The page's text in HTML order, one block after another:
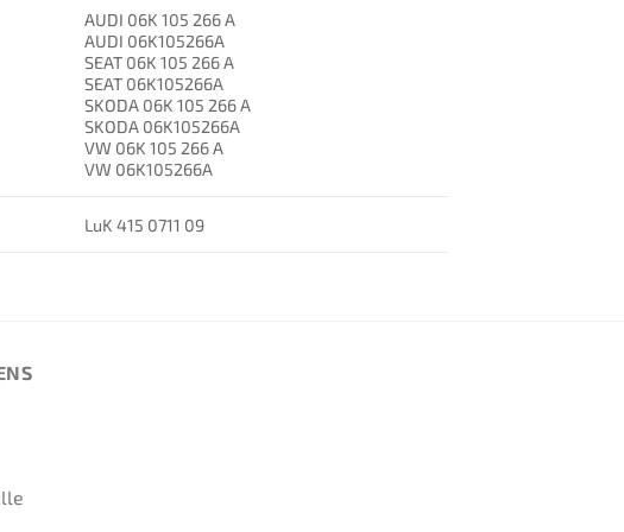
AUDI 06K 105 266 A
AUDI 06K105266A
SEAT 06K 105 266 A
SEAT 06K105266A
SKODA 06K 105 266 A
SKODA 06K105266A
VW 06K 105 266 A
VW 06K105266A
LuK 415 0711 09